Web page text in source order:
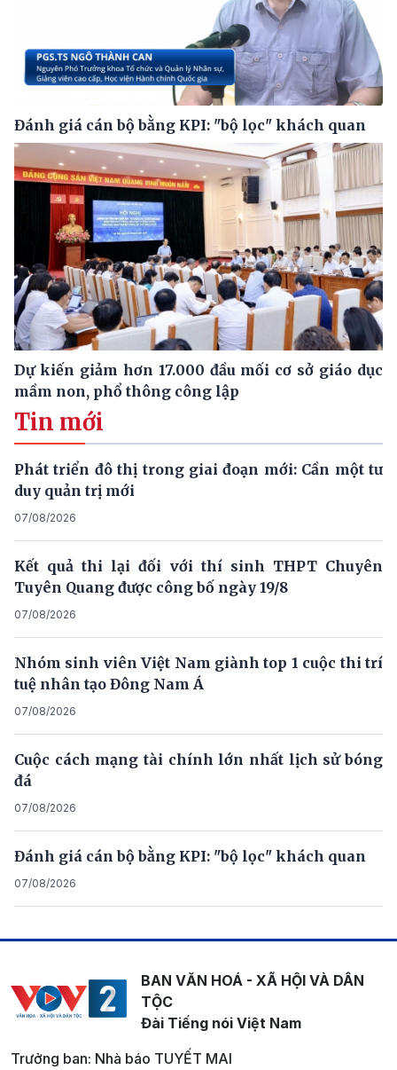
Đánh giá cán bộ bằng KPI: "bộ lọc" khách quan
Dự kiến giảm hơn 17.000 đầu mối cơ sở giáo dục
mầm non, phổ thông công lập
Tin mới
Phát triển đô thị trong giai đoạn mới: Cần một tư
duy quản trị mới
07/08/2026
Kết quả thi lại đối với thí sinh THPT Chuyên
Tuyên Quang được công bố ngày 19/8
07/08/2026
Nhóm sinh viên Việt Nam giành top 1 cuộc thi trí
tuệ nhân tạo Đông Nam Á
07/08/2026
Cuộc cách mạng tài chính lớn nhất lịch sử bóng
đá
07/08/2026
Đánh giá cán bộ bằng KPI: "bộ lọc" khách quan
07/08/2026
BAN VĂN HOÁ - XÃ HỘI VÀ DÂN
TỘC
Đài Tiếng nói Việt Nam
Trưởng ban: Nhà báo TUYẾT MAI